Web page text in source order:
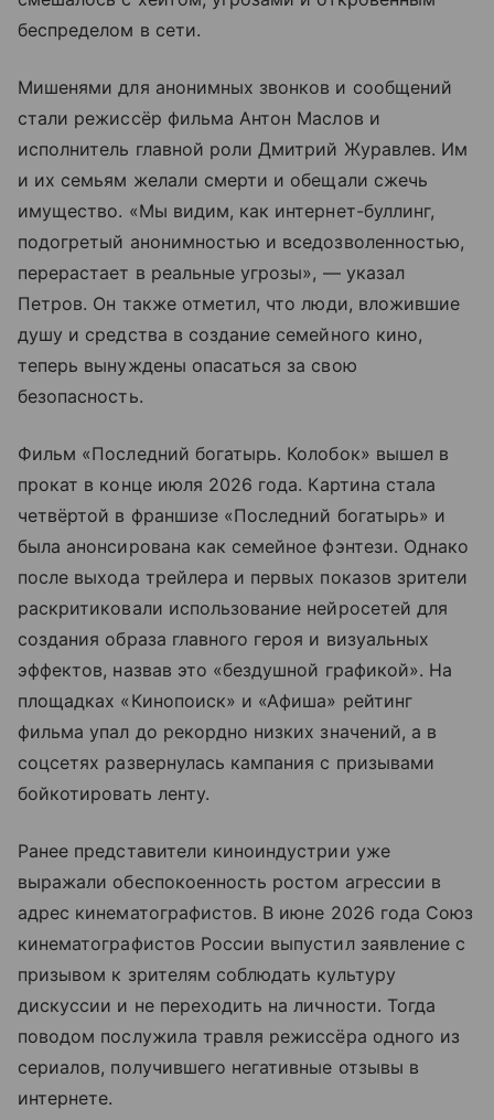
беспределом в сети.
Мишенями для анонимных звонков и сообщений
стали режиссёр фильма Антон Маслов и
исполнитель главной роли Дмитрий Журавлев. Им
и их семьям желали смерти и обещали сжечь
имущество. «Мы видим, как интернет-буллинг,
подогретый анонимностью и вседозволенностью,
перерастает в реальные угрозы», — указал
Петров. Он также отметил, что люди, вложившие
душу и средства в создание семейного кино,
теперь вынуждены опасаться за свою
безопасность.
Фильм «Последний богатырь. Колобок» вышел в
прокат в конце июля 2026 года. Картина стала
четвёртой в франшизе «Последний богатырь» и
была анонсирована как семейное фэнтези. Однако
после выхода трейлера и первых показов зрители
раскритиковали использование нейросетей для
создания образа главного героя и визуальных
эффектов, назвав это «бездушной графикой». На
площадках «Кинопоиск» и «Афиша» рейтинг
фильма упал до рекордно низких значений, а в
соцсетях развернулась кампания с призывами
бойкотировать ленту.
Ранее представители киноиндустрии уже
выражали обеспокоенность ростом агрессии в
адрес кинематографистов. В июне 2026 года Союз
кинематографистов России выпустил заявление с
призывом к зрителям соблюдать культуру
дискуссии и не переходить на личности. Тогда
поводом послужила травля режиссёра одного из
сериалов, получившего негативные отзывы в
интернете.